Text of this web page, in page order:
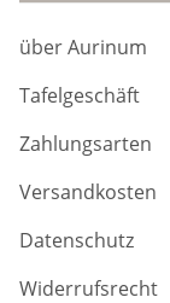
über Aurinum
Tafelgeschäft
Zahlungsarten
Versandkosten
Datenschutz
Widerrufsrecht